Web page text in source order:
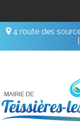
4 route des